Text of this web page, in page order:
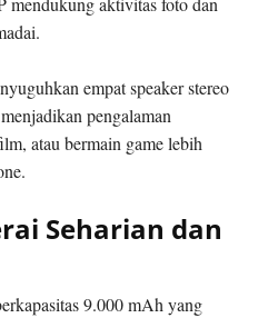
empat speaker stereo
pengalaman
atau bermain game lebih
Seharian dan
9.000 mAh yang